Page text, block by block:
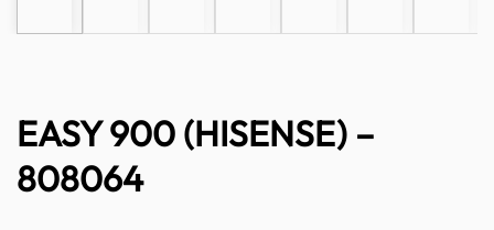
EASY 900 (HISENSE) –
808064